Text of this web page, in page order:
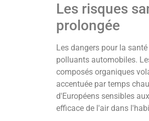
Les risques
prolongée
Les dangers pour la
polluants automobiles.
composés organiques
accentuée par temps
d'Européens sensibles
efficace de l'air dans